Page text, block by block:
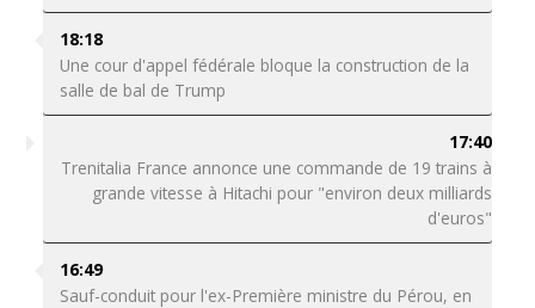
18:18
Une cour d'appel fédérale bloque la construction de la
salle de bal de Trump
17:40
Trenitalia France annonce une commande de 19 trains à
grande vitesse à Hitachi pour "environ deux milliards
d'euros"
16:49
Sauf-conduit pour l'ex-Première ministre du Pérou, en